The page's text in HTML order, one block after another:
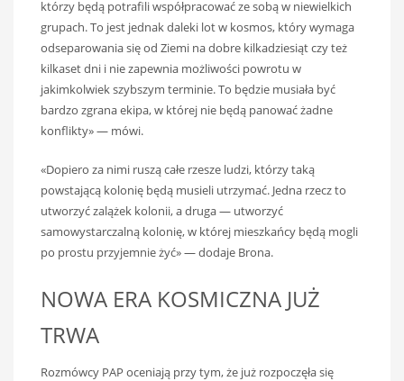
którzy będą potrafili współpracować ze sobą w niewielkich
grupach. To jest jednak daleki lot w kosmos, który wymaga
odseparowania się od Ziemi na dobre kilkadziesiąt czy też
kilkaset dni i nie zapewnia możliwości powrotu w
jakimkolwiek szybszym terminie. To będzie musiała być
bardzo zgrana ekipa, w której nie będą panować żadne
konflikty» — mówi.
«Dopiero za nimi ruszą całe rzesze ludzi, którzy taką
powstającą kolonię będą musieli utrzymać. Jedna rzecz to
utworzyć zalążek kolonii, a druga — utworzyć
samowystarczalną kolonię, w której mieszkańcy będą mogli
po prostu przyjemnie żyć» — dodaje Brona.
NOWA ERA KOSMICZNA JUŻ
TRWA
Rozmówcy PAP oceniają przy tym, że już rozpoczęła się